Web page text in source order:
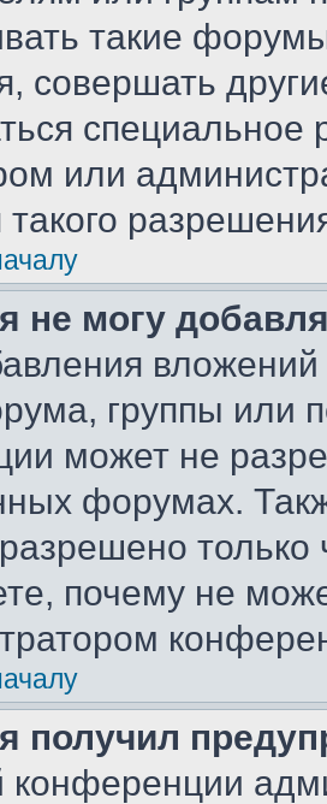
такие
совершать
или
такого
не могу
группы или
может не
форумах.
почему не
получил